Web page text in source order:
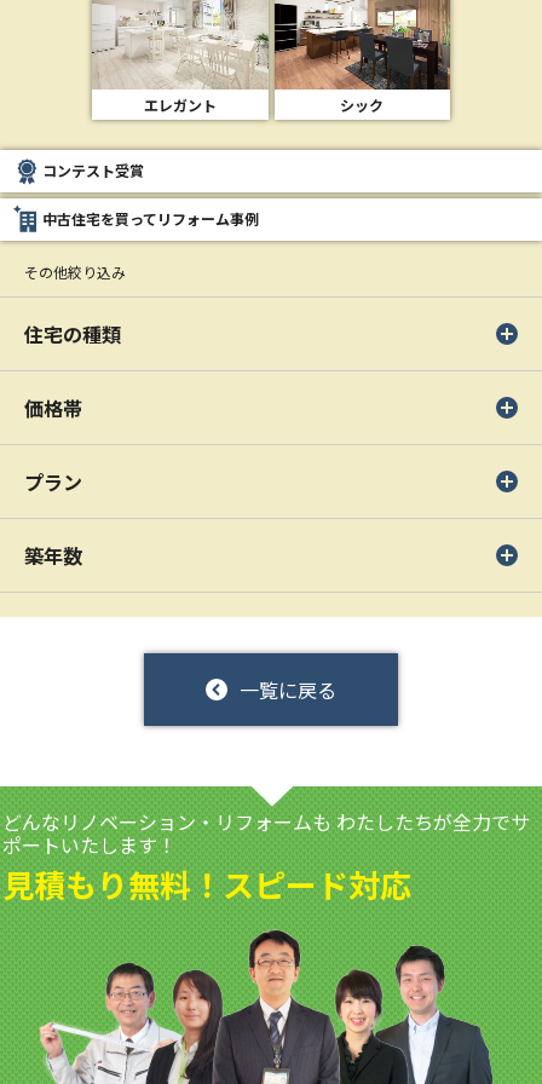
エレガント シック
コンテスト受賞
中古住宅を買ってリフォーム事例
その他絞り込み
住宅の種類
価格帯
プラン
築年数
一覧に戻る
どんなリノベーション・リフォームもわたしたちが全力でサ
ポートいたします！
見積もり無料！スピード対応